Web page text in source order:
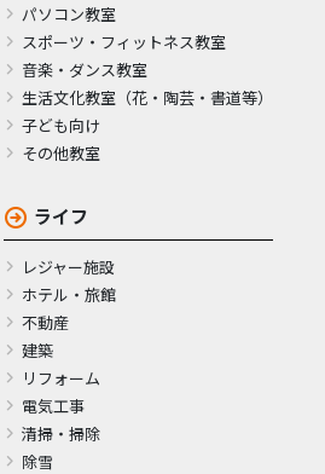
パソコン教室
スポーツ・フィットネス教室
音楽・ダンス教室
生活文化教室（花・陶芸・書道等）
子ども向け
その他教室
ライフ
レジャー施設
ホテル・旅館
不動産
建築
リフォーム
電気工事
清掃・掃除
除雪